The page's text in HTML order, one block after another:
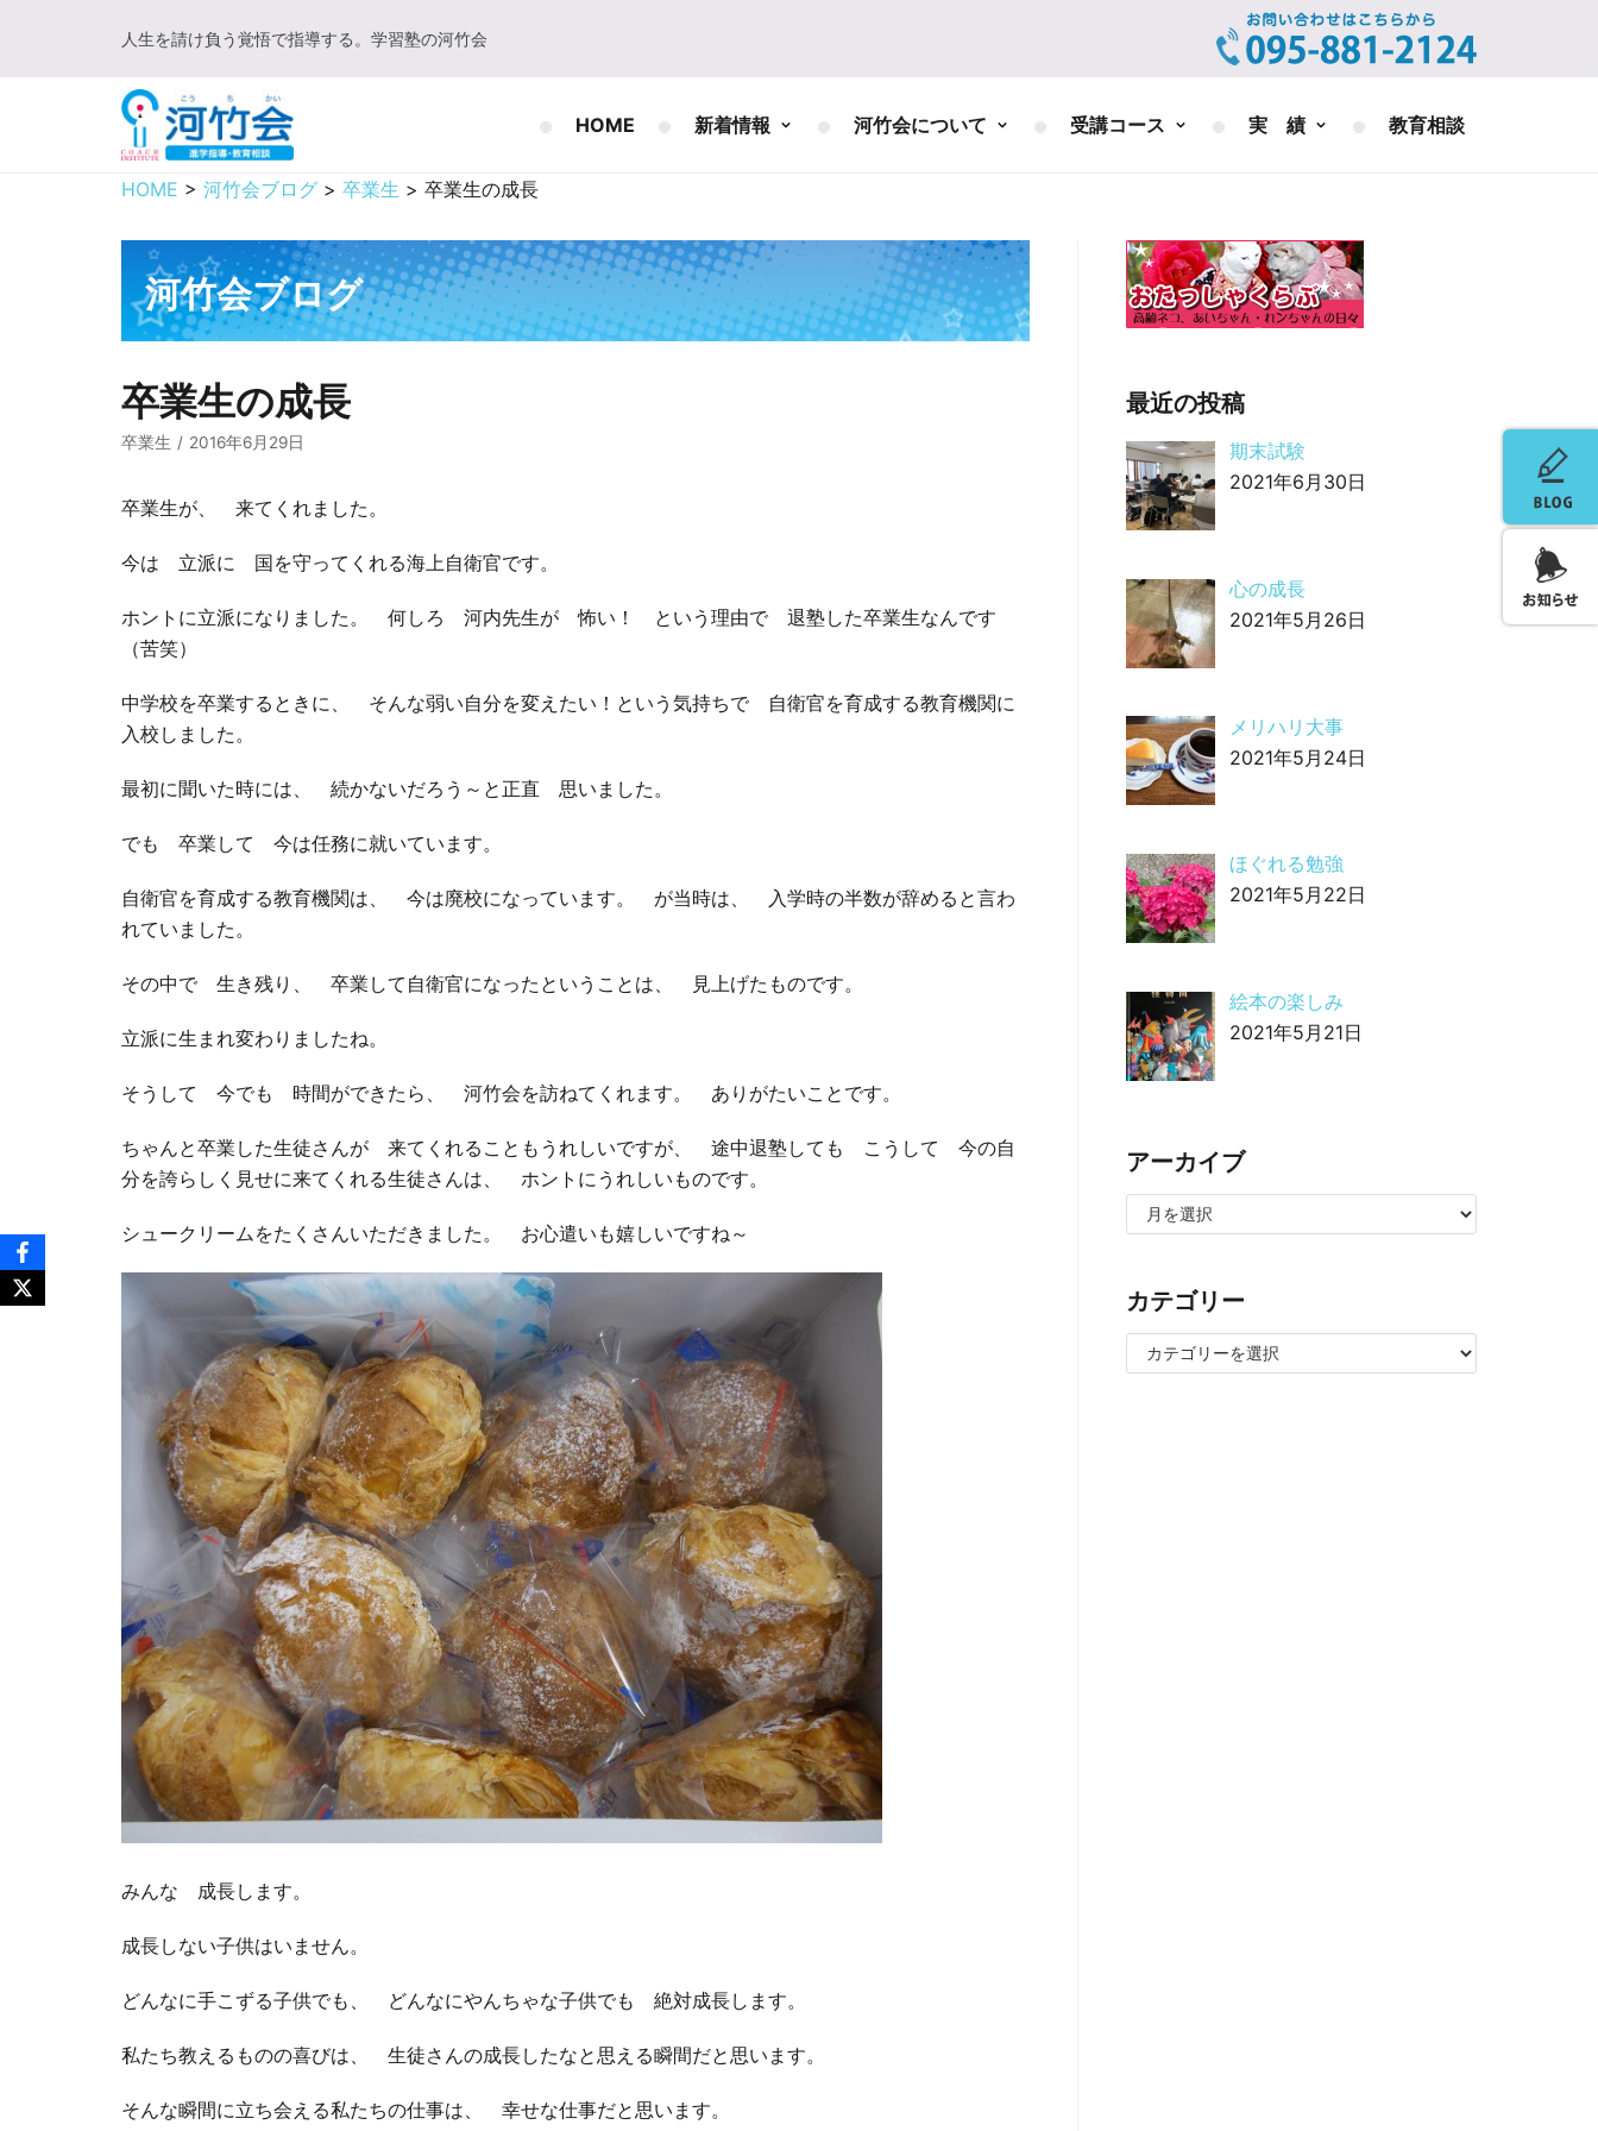
人生を請け負う覚悟で指導する。学習塾の河竹会
HOME 新着情報 河竹会について 受講コース 実 績 教育相談
HOME > 河竹会ブログ > 卒業生 > 卒業生の成長
河竹会ブログ
卒業生の成長
卒業生 2016年6月29日
卒業生が、 来てくれました。
今は 立派に 国を守ってくれる海上自衛官です。
ホントに立派になりました。 何しろ 河内先生が 怖い！ という理由で 退塾した卒業生なんです
（苦笑）
中学校を卒業するときに、 そんな弱い自分を変えたい！という気持ちで 自衛官を育成する教育機関に
入校しました。
最初に聞いた時には、 続かないだろう～と正直 思いました。
でも 卒業して 今は任務に就いています。
自衛官を育成する教育機関は、 今は廃校になっています。 が当時は、 入学時の半数が辞めると言わ
れていました。
その中で 生き残り、 卒業して自衛官になったということは、 見上げたものです。
立派に生まれ変わりましたね。
そうして 今でも 時間ができたら、 河竹会を訪ねてくれます。 ありがたいことです。
ちゃんと卒業した生徒さんが 来てくれることもうれしいですが、 途中退塾しても こうして 今の自
分を誇らしく見せに来てくれる生徒さんは、 ホントにうれしいものです。
シュークリームをたくさんいただきました。 お心遣いも嬉しいですね～
みんな 成長します。
成長しない子供はいません。
どんなに手こずる子供でも、 どんなにやんちゃな子供でも 絶対成長します。
私たち教えるものの喜びは、 生徒さんの成長したなと思える瞬間だと思います。
そんな瞬間に立ち会える私たちの仕事は、 幸せな仕事だと思います。
最近の投稿
期末試験
2021年6月30日
心の成長
2021年5月26日
メリハリ大事
2021年5月24日
ほぐれる勉強
2021年5月22日
絵本の楽しみ
2021年5月21日
アーカイブ
カテゴリー